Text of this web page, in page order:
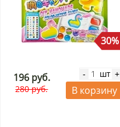
30%
196 руб.
280 руб.
- шт +
В корзину